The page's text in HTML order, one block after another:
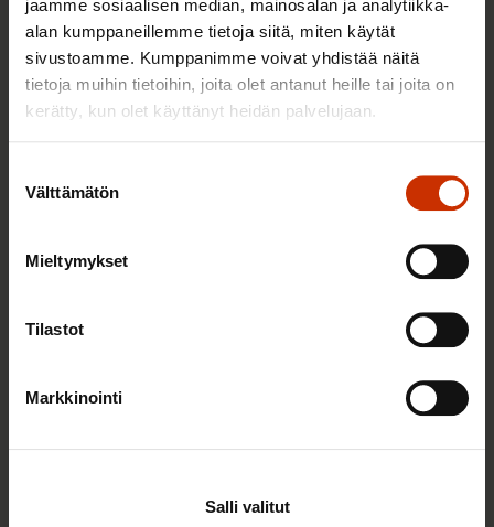
jaamme sosiaalisen median, mainosalan ja analytiikka-
alan kumppaneillemme tietoja siitä, miten käytät
sivustoamme. Kumppanimme voivat yhdistää näitä
tietoja muihin tietoihin, joita olet antanut heille tai joita on
kerätty, kun olet käyttänyt heidän palvelujaan.
valinta
Välttämätön
Mieltymykset
Tilastot
Markkinointi
Salli valitut
hyvinvoiva työelämä on yhteinen asia
TERVE JA HYVÄ TYÖELÄMÄ
9.2.2026 12:56